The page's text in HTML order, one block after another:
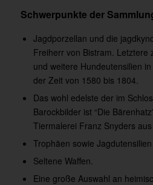
Schwerpunkte der
Jagdporzellan und die
Freiherr von Bistram. Letztere
und weitere Hundeutensilien
der Zeit von 1580 bis 1804.
Das wohl edelste der im
Barockbilder ist “Die
Tiermalerei Franz Snyders
Trophäen sowie
Seltene Waffen.
Eine große Auswahl an